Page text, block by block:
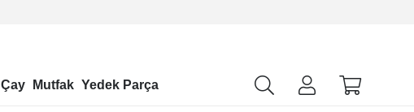
Çay Mutfak Yedek Parça